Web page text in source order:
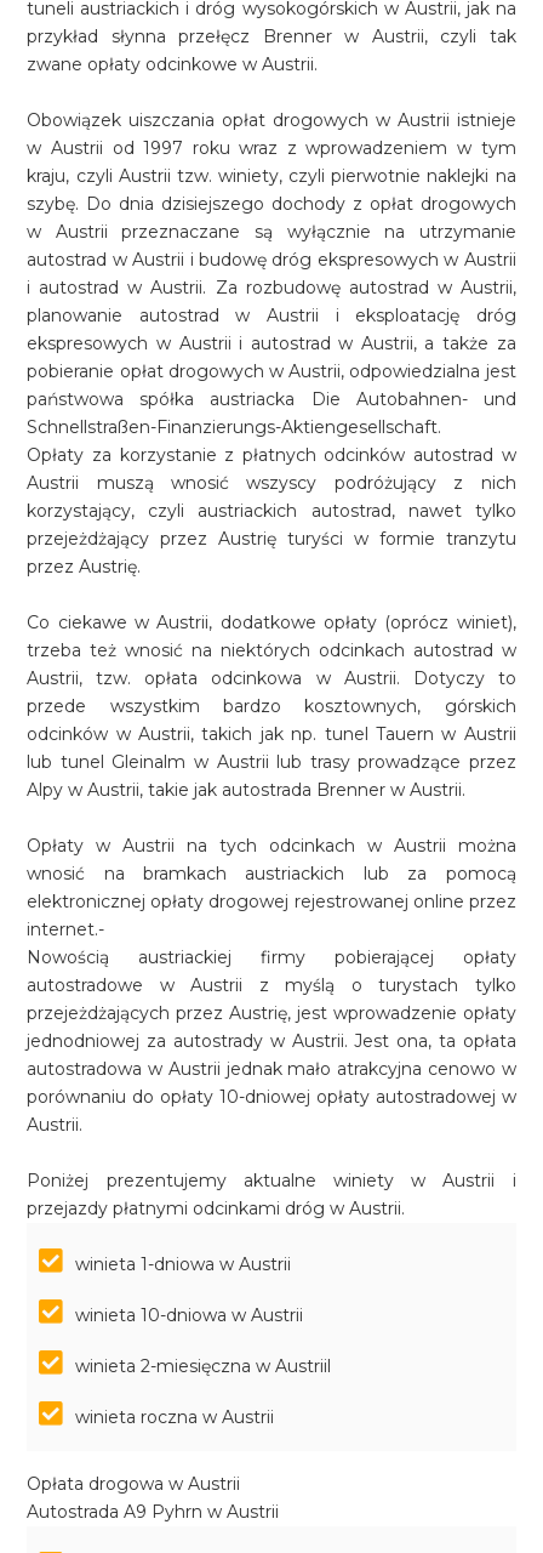
tuneli austriackich i dróg wysokogórskich w Austrii, jak na
przykład słynna przełęcz Brenner w Austrii, czyli tak
zwane opłaty odcinkowe w Austrii.
Obowiązek uiszczania opłat drogowych w Austrii istnieje
w Austrii od 1997 roku wraz z wprowadzeniem w tym
kraju, czyli Austrii tzw. winiety, czyli pierwotnie naklejki na
szybę. Do dnia dzisiejszego dochody z opłat drogowych
w Austrii przeznaczane są wyłącznie na utrzymanie
autostrad w Austrii i budowę dróg ekspresowych w Austrii
i autostrad w Austrii. Za rozbudowę autostrad w Austrii,
planowanie autostrad w Austrii i eksploatację dróg
ekspresowych w Austrii i autostrad w Austrii, a także za
pobieranie opłat drogowych w Austrii, odpowiedzialna jest
państwowa spółka austriacka Die Autobahnen- und
Schnellstraßen-Finanzierungs-Aktiengesellschaft.
Opłaty za korzystanie z płatnych odcinków autostrad w
Austrii muszą wnosić wszyscy podróżujący z nich
korzystający, czyli austriackich autostrad, nawet tylko
przejeżdżający przez Austrię turyści w formie tranzytu
przez Austrię.
Co ciekawe w Austrii, dodatkowe opłaty (oprócz winiet),
trzeba też wnosić na niektórych odcinkach autostrad w
Austrii, tzw. opłata odcinkowa w Austrii. Dotyczy to
przede wszystkim bardzo kosztownych, górskich
odcinków w Austrii, takich jak np. tunel Tauern w Austrii
lub tunel Gleinalm w Austrii lub trasy prowadzące przez
Alpy w Austrii, takie jak autostrada Brenner w Austrii.
Opłaty w Austrii na tych odcinkach w Austrii można
wnosić na bramkach austriackich lub za pomocą
elektronicznej opłaty drogowej rejestrowanej online przez
internet.-
Nowością austriackiej firmy pobierającej opłaty
autostradowe w Austrii z myślą o turystach tylko
przejeżdżających przez Austrię, jest wprowadzenie opłaty
jednodniowej za autostrady w Austrii. Jest ona, ta opłata
autostradowa w Austrii jednak mało atrakcyjna cenowo w
porównaniu do opłaty 10-dniowej opłaty autostradowej w
Austrii.
Poniżej prezentujemy aktualne winiety w Austrii i
przejazdy płatnymi odcinkami dróg w Austrii.
winieta 1-dniowa w Austrii
winieta 10-dniowa w Austrii
winieta 2-miesięczna w Austriil
winieta roczna w Austrii
Opłata drogowa w Austrii
Autostrada A9 Pyhrn w Austrii